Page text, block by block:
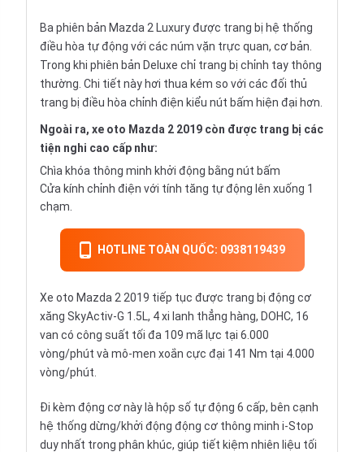
Ba phiên bản Mazda 2 Luxury được trang bị hệ thống
điều hòa tự động với các núm vặn trực quan, cơ bản.
Trong khi phiên bản Deluxe chỉ trang bị chỉnh tay thông
thường. Chi tiết này hơi thua kém so với các đối thủ
trang bị điều hòa chỉnh điện kiểu nút bấm hiện đại hơn.
Ngoài ra, xe oto Mazda 2 2019 còn được trang bị các
tiện nghi cao cấp như:
Chìa khóa thông minh khởi động bằng nút bấm
Cửa kính chỉnh điện với tính tăng tự động lên xuống 1
chạm.
HOTLINE TOÀN QUỐC: 0938119439
Xe oto Mazda 2 2019 tiếp tục được trang bị động cơ
xăng SkyActiv-G 1.5L, 4 xi lanh thẳng hàng, DOHC, 16
van có công suất tối đa 109 mã lực tại 6.000
vòng/phút và mô-men xoắn cực đại 141 Nm tại 4.000
vòng/phút.
Đi kèm động cơ này là hộp số tự động 6 cấp, bên cạnh
hệ thống dừng/khởi động động cơ thông minh i-Stop
duy nhất trong phân khúc, giúp tiết kiệm nhiên liệu tối